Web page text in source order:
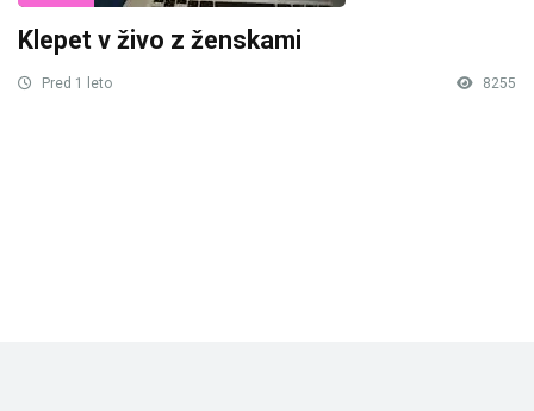
Klepet v živo z ženskami
Pred 1 leto 8255